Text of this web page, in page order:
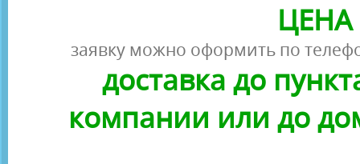
ЦЕНА
заявку можно оформить по
доставка до
компании или до